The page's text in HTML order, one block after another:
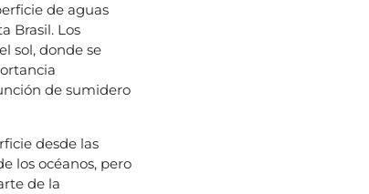
de aguas
Brasil. Los
sol, donde se
de sumidero
desde las
los océanos, pero
de la